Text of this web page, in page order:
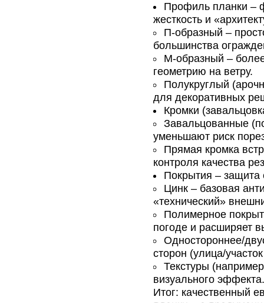
Профиль планки –
жесткость и
П-образный –
большинства
М-образный –
геометрию на ветру.
Полукруглый
для декоративных
Кромки
Завальцованные
уменьшают риск
Прямая кромка
контроля качества
Покрытия – защита
Цинк – базовая
«технический»
Полимерное
погоде и расширяет
Одностороннее/
сторон (улица/
Текстуры
визуального эффекта.
Итог: качественный